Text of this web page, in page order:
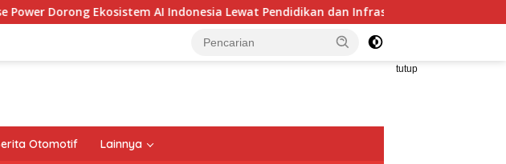
AI Indonesia Lewat Pendidikan dan Infrastruktur GPU Alumni FKG Unpad
tutup
Otomotif Lainnya